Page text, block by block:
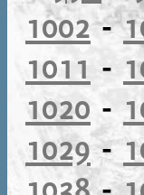
1002-
1011 -
1020 -
1029-